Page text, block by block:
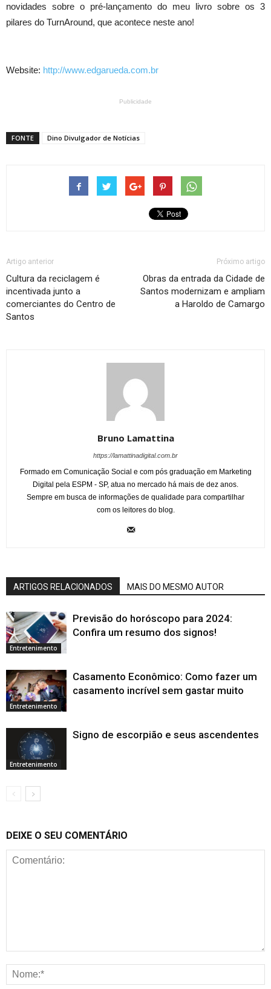
novidades sobre o pré-lançamento do meu livro sobre os 3
pilares do TurnAround, que acontece neste ano!
Website: http://www.edgarueda.com.br
Publicidade
FONTE Dino Divulgador de Notícias
Artigo anterior
Cultura da reciclagem é
incentivada junto a
comerciantes do Centro de
Santos
Próximo artigo
Obras da entrada da Cidade de
Santos modernizam e ampliam
a Haroldo de Camargo
Bruno Lamattina
https://lamattinadigital.com.br
Formado em Comunicação Social e com pós graduação em Marketing
Digital pela ESPM - SP, atua no mercado há mais de dez anos.
Sempre em busca de informações de qualidade para compartilhar
com os leitores do blog.
ARTIGOS RELACIONADOS MAIS DO MESMO AUTOR
Entretenimento
Previsão do horóscopo para 2024:
Confira um resumo dos signos!
Entretenimento
Casamento Econômico: Como fazer um
casamento incrível sem gastar muito
Entretenimento
Signo de escorpião e seus ascendentes
DEIXE O SEU COMENTÁRIO